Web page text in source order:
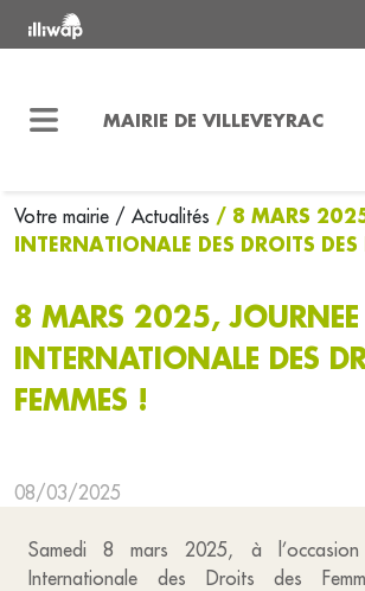
MAIRIE DE VILLEVEYRAC
Votre mairie / Actualités / 8 MARS
INTERNATIONALE DES DROITS DES
8 MARS 2025, JOURNEE
INTERNATIONALE DES
FEMMES !
08/03/2025
Samedi 8 mars 2025, à
Internationale des Droits des